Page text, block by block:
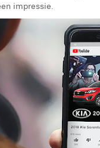
impressie.